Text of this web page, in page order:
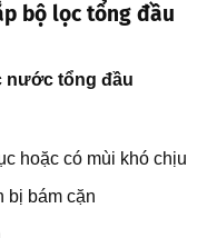
bộ lọc tổng đầu
nước tổng đầu
hoặc có mùi khó chịu
bị bám cặn